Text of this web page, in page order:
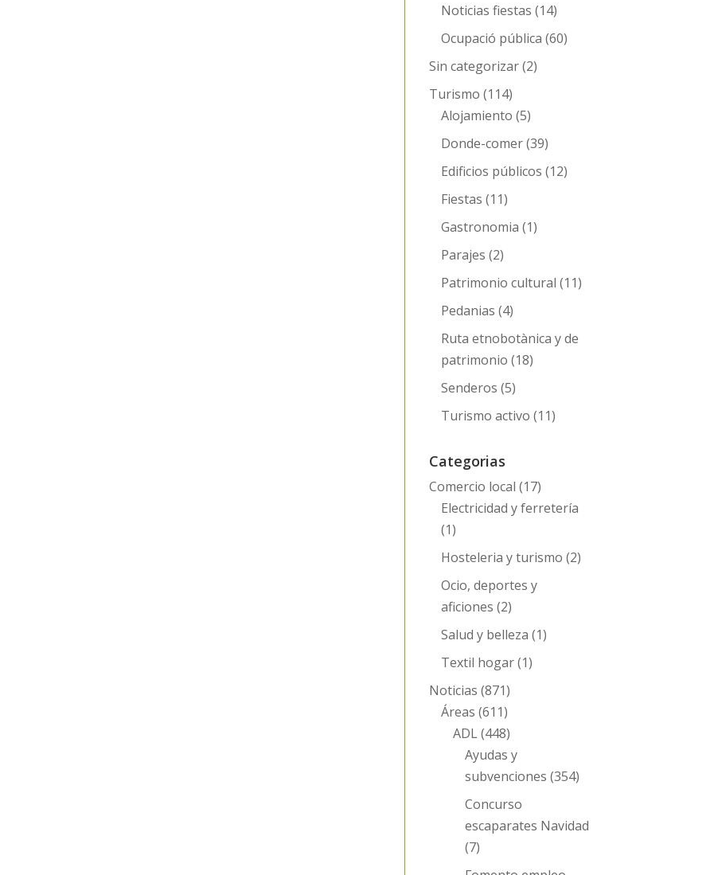
Noticias fiestas (14)
Ocupació pública (60)
Sin categorizar(2)
Turismo (114)
Alojamiento (5)
Donde-comer(39)
Edificios públicos (12)
Fiestas (11)
Gastronomia (1)
Parajes (2)
Patrimonio cultural (11)
Pedanias (4)
Ruta etnobotànica y de
patrimonio (18)
Senderos (5)
Turismo activo (11)
Categorias
Comercio local (17)
Electricidad y ferretería
(1)
Hosteleria y turismo (2)
Ocio, deportes y
aficiones (2)
Salud y belleza (1)
Textil hogar(1)
Noticias (871)
Áreas (611)
ADL(448)
Ayudas y
subvenciones (354)
Concurso
escaparates Navidad
(7)